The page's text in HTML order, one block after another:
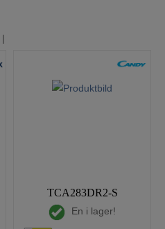
|
TCA283DR2-S
En i lager!